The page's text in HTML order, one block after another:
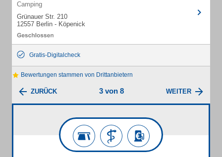
Camping
Grünauer Str. 210
12557 Berlin - Köpenick
Gratis-Digitalcheck
Bewertungen stammen von Drittanbietern
ZURÜCK 3 von 8 WEITER